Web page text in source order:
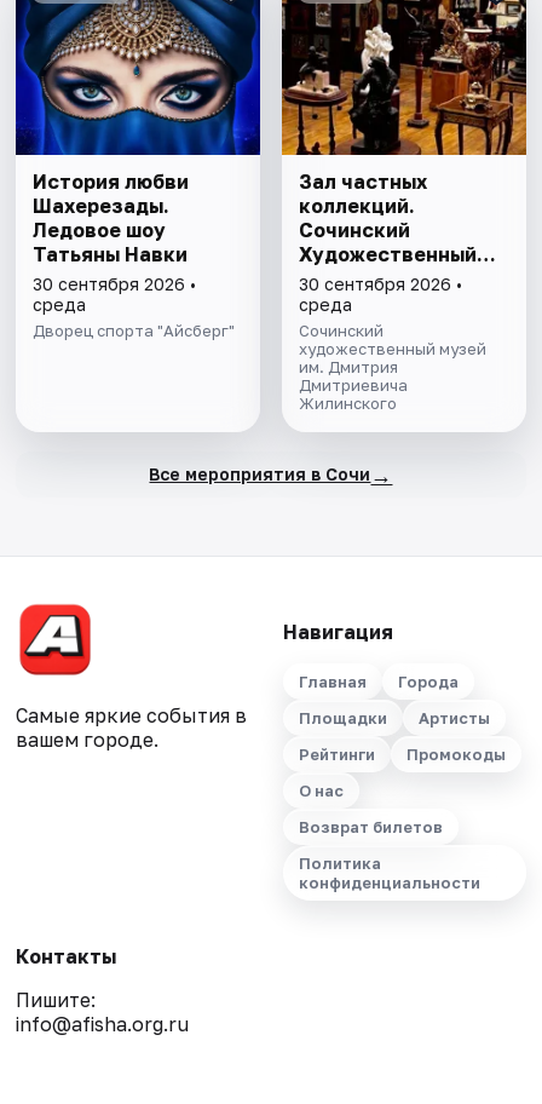
История любви
Шахерезады.
Ледовое шоу
Татьяны Навки
30 сентября 2026 •
среда
Дворец спорта "Айсберг"
Зал частных
коллекций.
Сочинский
Художественный
музей им. Д.Д.
Жилинского
30 сентября 2026 •
среда
Сочинский
художественный музей
им. Дмитрия
Дмитриевича
Жилинского
Все мероприятия в Сочи →
Самые яркие события в
вашем городе.
Навигация
Главная
Города
Площадки
Артисты
Рейтинги
Промокоды
О нас
Возврат билетов
Политика
конфиденциальности
Контакты
Пишите:
info@afisha.org.ru